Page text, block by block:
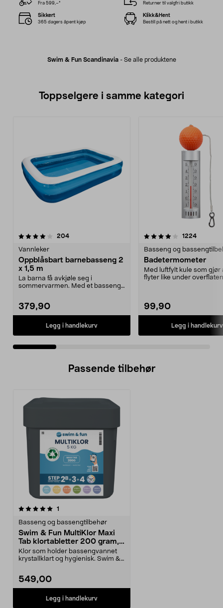
Swim & Fun Scandinavia- Se alle produktene
Fra 599,–* Returner til valgfri butikk
Sikkert
365 dagers åpent kjøp
Klikk&Hent
Bestill på nett og hent i butikk
Toppselgere i samme kategori
204anmeldelser
Vannleker
Oppblåsbart barnebasseng 2
x 1,5 m
La barna få avkjøle seg i
sommervarmen. Med et basseng i
379,90
Legg i handlekurv
4.0 av 5 stjerner 1224
Basseng og
Badetermometer
Med luftfylt kule som gjør
flyter like under
99,90
Legg i handlekurv
3.5 av 5 stjerner
Passende tilbehør
1
Basseng og bassengtilbehør
Swim & Fun MultiKlor Maxi
Tab klortabletter 200 gram,
5 kg
Klor som holder bassengvannet
krystallklart og hygienisk. Swim &
549,00
Legg i handlekurv